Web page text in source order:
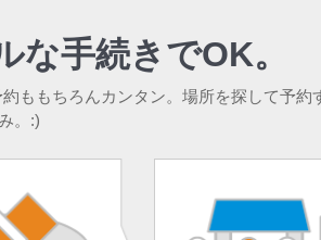
な手続きでOK。
ももちろんカンタン。場所を探して予約
。:)